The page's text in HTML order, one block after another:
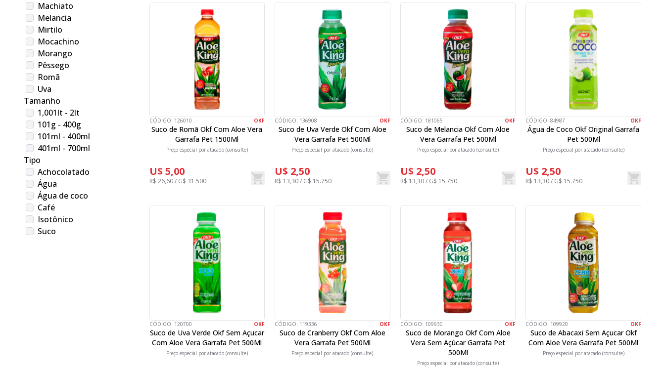
Machiato
Melancia
Mirtilo
Mocachino
Morango
Pêssego
Romã
Uva
Tamanho
1,001lt - 2lt
101g - 400g
101ml - 400ml
401ml - 700ml
Tipo
Achocolatado
Água
Água de coco
Café
Isotônico
Suco
CÓDIGO: 126010 OKF
Suco de Romã Okf Com Aloe Vera
Garrafa Pet 1500Ml
Preço especial por atacado (consulte)
U$ 5,00
R$ 26,60 / G$ 31.500
CÓDIGO: 136908 OKF
Suco de Uva Verde Okf Com Aloe
Vera Garrafa Pet 500Ml
Preço especial por atacado (consulte)
U$ 2,50
R$ 13,30 / G$ 15.750
CÓDIGO: 181065 OKF
Suco de Melancia Okf Com Aloe
Vera Garrafa Pet 500Ml
Preço especial por atacado (consulte)
U$ 2,50
R$ 13,30 / G$ 15.750
CÓDIGO:84987 OKF
Água de Coco Okf Original Garrafa
Pet 500Ml
Preço especial por atacado (consulte)
U$ 2,50
R$ 13,30 / G$ 15.750
CÓDIGO: 120700 OKF
Suco de Uva Verde Okf Sem Açucar
Com Aloe Vera Garrafa Pet 500Ml
Preço especial por atacado (consulte)
CÓDIGO: 119336 OKF
Suco de Cranberry Okf Com Aloe
Vera Garrafa Pet 500Ml
Preço especial por atacado (consulte)
CÓDIGO: 109930 OKF
Suco de Morango Okf Com Aloe
Vera Sem Açúcar Garrafa Pet
500Ml
Preço especial por atacado (consulte)
CÓDIGO: 109920 OKF
Suco de Abacaxi Sem Açucar Okf
Com Aloe Vera Garrafa Pet 500Ml
Preço especial por atacado (consulte)